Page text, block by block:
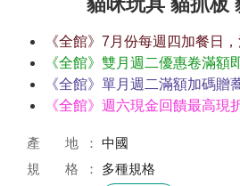
《全館》7月份每週四加餐日
《全館》雙月週二優惠卷滿額
《全館》單月週二滿額加碼贈
《全館》週六現金回饋最高現
產 地
中國
規 格
多種規格